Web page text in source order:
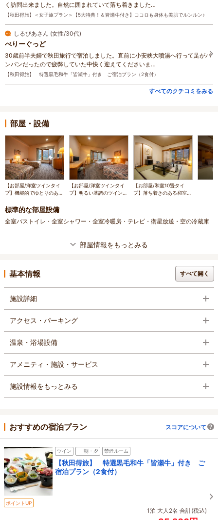
く訪問出来ました。自然に囲まれていて落ち着きました…
【秋田得旅】＜女子旅プラン＞【5大特典！＆皆瀬牛付き】ココロも身体も美肌でルンルン♪
しるびあさん (女性/30代)
べりーぐっど
30歳前半夫婦で秋田旅行で宿泊しました。直前に小安峡大噴湯へ行って足がパ
ンパンだったので疲弊していた中快く迎えてくださいま…
【秋田得旅】 特選黒毛和牛「皆瀬牛」付き ご宿泊プラン（2食付）
すべてのクチコミをみる
部屋・設備
【お部屋/洋室ツインタイ
プ】機能的でゆとりのある
【お部屋/洋室ツインタイ
プ】明るい基調のツインル
【お部屋/和室10畳タイ
プ】落ち着きのある和室は
標準的な部屋設備
全室バストイレ・全室シャワー・全室冷暖房・テレビ・衛星放送・空の冷蔵庫
部屋情報をもっとみる
基本情報 すべて開く
施設詳細
アクセス・パーキング
温泉・浴場設備
アメニティ・施設・サービス
施設情報をもっとみる
おすすめの宿泊プラン スコアについて
ツイン 朝・夕 禁煙ルーム
【秋田得旅】 特選黒毛和牛「皆瀬牛」付き ご
宿泊プラン（2食付）
ポイントUP
1泊 大人2名 合計(税込)